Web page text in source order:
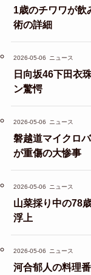
1歳のチワワが飲
術の詳細
2026-05-06 ニュース
日向坂46下田衣
ン驚愕
2026-05-06 ニュース
磐越道マイクロ
が重傷の大惨事
2026-05-06 ニュース
山菜採り中の78
浮上
2026-05-06 ニュース
河合郁人の料理